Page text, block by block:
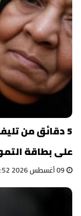
5 دقائق من
على بطاقة التموين